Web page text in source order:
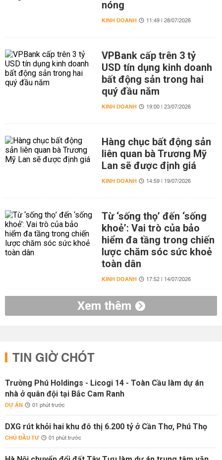
nóng
KINH DOANH 11:49 | 28/07/2026
VPBank cấp trên 3 tỷ
USD tín dụng kinh doanh
bất động sản trong hai
quý đầu năm
KINH DOANH 19:00 | 23/07/2026
Hàng chục bất động sản
liên quan bà Trương Mỹ
Lan sẽ được định giá
KINH DOANH 14:59 | 19/07/2026
Từ ‘sống thọ’ đến ‘sống
khoẻ’: Vai trò của bảo
hiểm đa tầng trong chiến
lược chăm sóc sức khoẻ
toàn dân
KINH DOANH 17:52 | 14/07/2026
Xem thêm
TIN GIỜ CHÓT
Trường Phú Holdings - Licogi 14 - Toàn Cầu làm dự án
nhà ở quân đội tại Bắc Cam Ranh
DỰ ÁN 01 phút trước
DXG rút khỏi hai khu đô thị 6.200 tỷ ở Cần Thơ, Phú Thọ
CHỦ ĐẦU TƯ 01 phút trước